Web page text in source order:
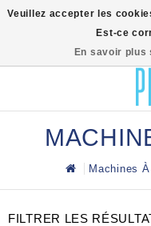
Machines
FILTRER LES
Veuillez accepter les
Est-ce
En savoir plus